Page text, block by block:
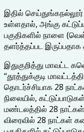
இதில் செய்துங்கநல்லூர்
உள்ளதால், அங்கு
பகுதிகளில் நாளை
தளர்த்தப்பட இருப்பதாக
இதுகுறித்து மாவட்ட
“தூத்துக்குடி
தொடர்ச்சியாக 28
நிலையில்,
மண்டலத்தில் 28
விரைவில் 28 நாட்கள்